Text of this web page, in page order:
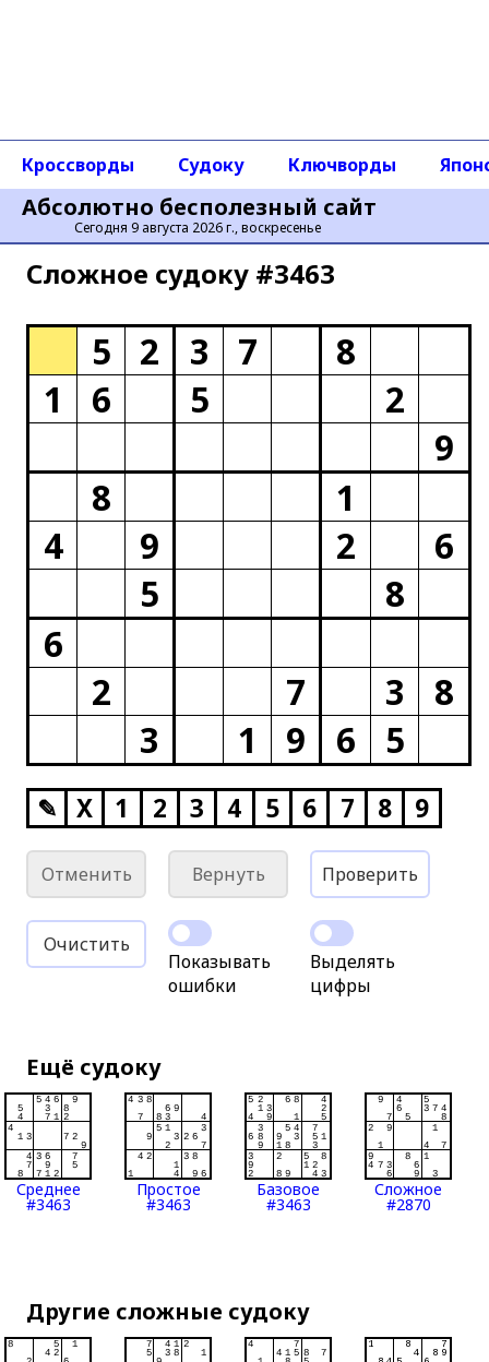
Абсолютно бесполезный сайт
Сегодня 9 августа 2026 г., воскресенье
Кроссворды Судоку Ключворды
Сложное cудоку #3463
5 2 3 7
8
1
6 5
2
9
8
1
4
9 2
6
5
8
6
2
7 3
8
3
1 9 6 5
✎ X 1 2 3 4 5 6 7 8 9
Отменить Вернуть Проверить
Очистить
Показывать
ошибки
Выделять
цифры
Ещё судоку
Среднее
#3463
Простое
#3463
Базовое
#3463
Сложное
#2870
Другие сложные судоку